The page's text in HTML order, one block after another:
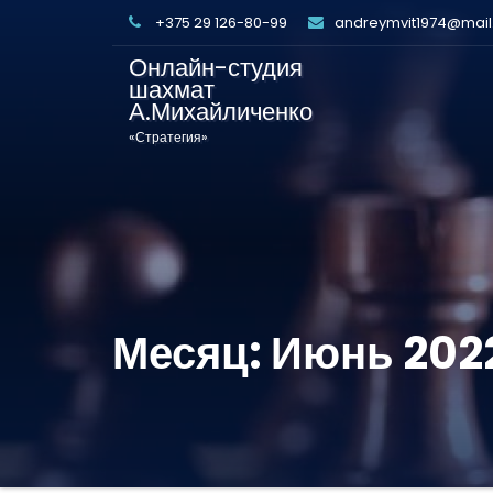
+375 29 126-80-99
Онлайн-студия
шахмат
А.Михайличенко
«Стратегия»
Месяц: Июнь